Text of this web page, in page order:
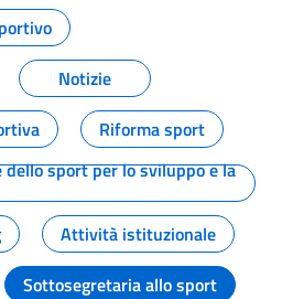
Notizie
Riforma sport
sport per lo sviluppo e la
Attività istituzionale
Sottosegretaria allo sport